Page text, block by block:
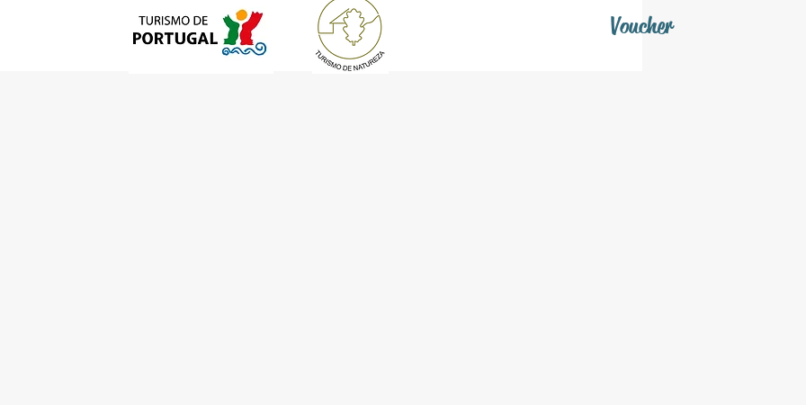
Voucher